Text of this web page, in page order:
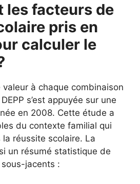
les facteurs de
pris en
calculer le
à chaque combinaison
s’est appuyée sur une
en 2008. Cette étude a
du contexte familial qui
réussite scolaire. La
un résumé statistique de
jacents :